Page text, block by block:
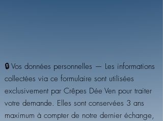
🔒 Vos données personnelles — Les informations
collectées via ce formulaire sont utilisées
exclusivement par Crêpes Dée Ven pour traiter
votre demande. Elles sont conservées 3 ans
maximum à compter de notre dernier échange,